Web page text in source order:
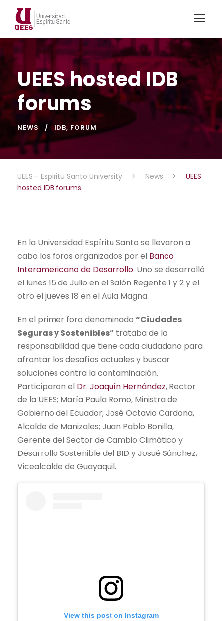
UEES hosted IDB
forums
NEWS IDB, FORUM
UEES - Espiritu Santo University > News >
UEES
hosted IDB forums
En la Universidad Espíritu Santo se llevaron a
cabo los foros organizados por el Banco
Interamericano de Desarrollo. Uno se desarrolló
el lunes 15 de Julio en el Salón Regente 1 y 2 y el
otro el jueves 18 en el Aula Magna.
En el primer foro denominado “Ciudades
Seguras y Sostenibles” trataba de la
responsabilidad que tiene cada ciudadano para
afrontar los desafíos actuales y buscar
soluciones contra la contaminación.
Participaron el Dr. Joaquín Hernández, Rector
de la UEES; María Paula Romo, Ministra de
Gobierno del Ecuador; José Octavio Cardona,
Alcalde de Manizales; Juan Pablo Bonilla,
Gerente del Sector de Cambio Climático y
Desarrollo Sostenible del BID y Josué Sánchez,
Vicealcalde de Guayaquil.
View this post on Instagram